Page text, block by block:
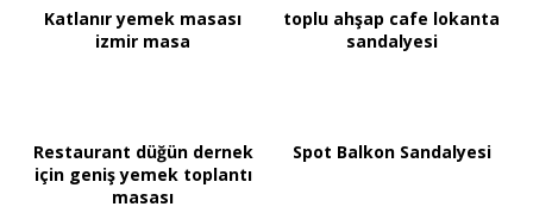
Katlanır yemek masası
izmir masa
toplu ahşap cafe lokanta
sandalyesi
Restaurant düğün dernek
için geniş yemek toplantı
masası
Spot Balkon Sandalyesi